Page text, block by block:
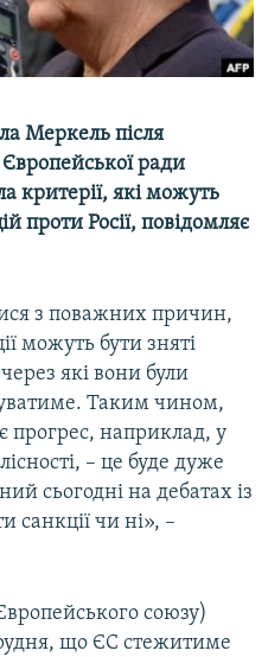
Меркель після
ради
критерії, які можуть
проти Росії, повідомляє
з поважних причин,
можуть бути зняті
які вони були
Таким чином,
прогрес, наприклад, у
– це буде дуже
сьогодні на дебатах із
чи ні», –
союзу)
що ЄС стежитиме